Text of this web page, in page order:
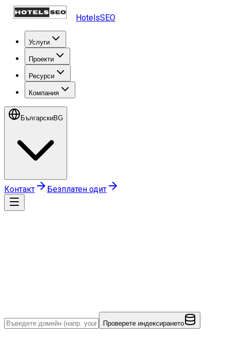
HotelsSEO
Услуги
Проекти
Ресурси
Компания
БългарскиBG
Контакт Безплатен одит
Проверете индексирането